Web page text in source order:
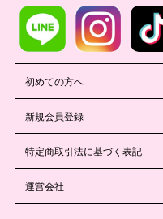
初めての方へ
新規会員登録
特定商取引法に基づく表記
運営会社